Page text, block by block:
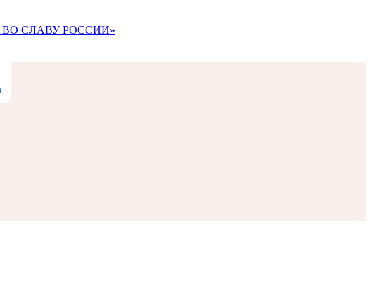
- ВО СЛАВУ РОССИИ»